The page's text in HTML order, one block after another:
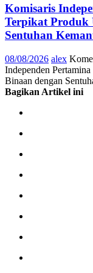
Komisaris
Terpikat
Sentuhan
08/08/2026 alex
Independen
Binaan dengan
Bagikan Artikel ini